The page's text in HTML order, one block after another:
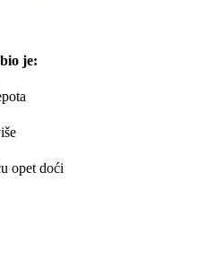
je:
opet doći